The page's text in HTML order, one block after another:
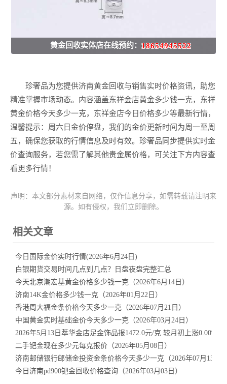
黄金回收实体店在线预约：18654945522
珍奢品为您提供济南黄金回收与销售实时价格资讯，助您
精准掌握市场动态。内容涵盖东祥金店黄金多少钱一克，东祥
黄金价格今天多少一克，东祥金店今日价格多少等最新行情，
温馨提示：周六日金价停盘，我们的金价更新时间为周一至周
五，确保您获取的行情信息及时有效。珍奢品同步提供实时金
价查询服务，若您需了解其他贵金属价格，可关注下方内容查
看更多行情！
声明：本文部分素材来自网络，仅作信息分享，如需转载请注明来
源。如有侵权，我们立即删除。
相关文章
今日国际金价实时行情(2026年6月24日)
白银期货交易时间几点到几点？日盘夜盘完整汇总
今天北京潮宏基黄金价格多少钱一克（2026年6月14日）
济南14K金价格多少钱一克（2026年01月22日）
香港周大福金条价格今天多少一克（2026年07月21日）
中国黄金实时基础金价今天多少一克（2026年03月24日）
2026年5月13日萃华金店足金饰品报1472.0元/克 较月初上涨0.00%
二手钯金现在多少元每克报价（2026年05月08日）
济南邮储银行邮储金投资金条价格今天多少一克（2026年07月13日
今日济南pd900钯金回收价格查询（2026年03月03日）